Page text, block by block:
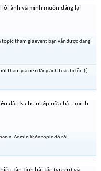
ảnh và mình muốn đăng lại
topic tham gia event bạn vẫn được đăng
tham gia nên đăng ảnh toàn bị lỗi :((
đàn k cho nhập nữa hả... mình
ạ. Admin khóa topic đó rồi